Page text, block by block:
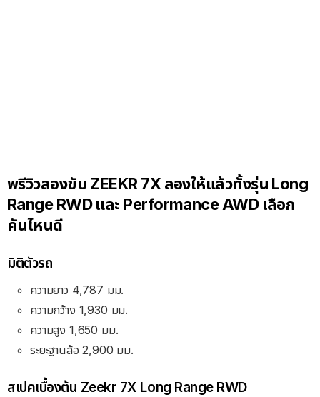
พรีวิวลองขับ ZEEKR 7X ลองให้แล้วทั้งรุ่น Long
Range RWD และ Performance AWD เลือก
คันไหนดี
มิติตัวรถ
ความยาว 4,787 มม.
ความกว้าง 1,930 มม.
ความสูง 1,650 มม.
ระยะฐานล้อ 2,900 มม.
สเปคเบื้องต้น Zeekr 7X Long Range RWD